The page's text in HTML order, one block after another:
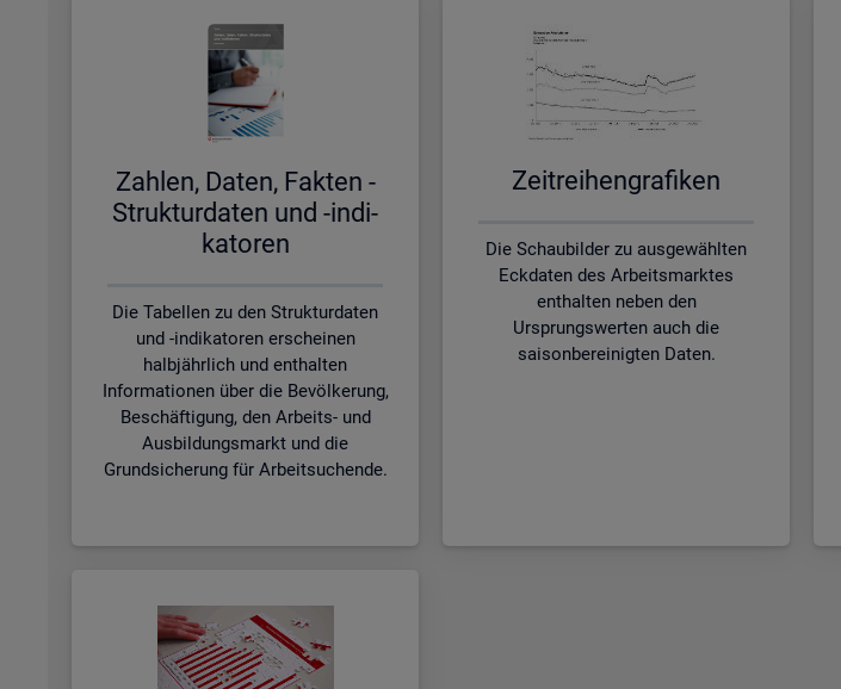
Zah­len, Daten, Fak­ten -
Struk­tur­da­ten und -in­di­
ka­to­ren
Die Tabellen zu den Strukturdaten
und -indikatoren erscheinen
halbjährlich und enthalten
Informationen über die Bevölkerung,
Beschäftigung, den Arbeits- und
Ausbildungsmarkt und die
Grundsicherung für Arbeitsuchende.
Zeit­rei­hen­gra­fi­ken
Die Schaubilder zu ausgewählten
Eckdaten des Arbeitsmarktes
enthalten neben den
Ursprungswerten auch die
saisonbereinigten Daten.